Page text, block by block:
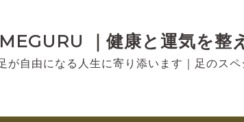
｜健康と運気を整
自由になる人生に寄り添います｜足のス